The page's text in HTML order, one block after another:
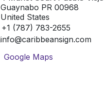
Guaynabo PR 00968
United States
+1 (787) 783-2655
info@caribbeansign.com
Google Maps